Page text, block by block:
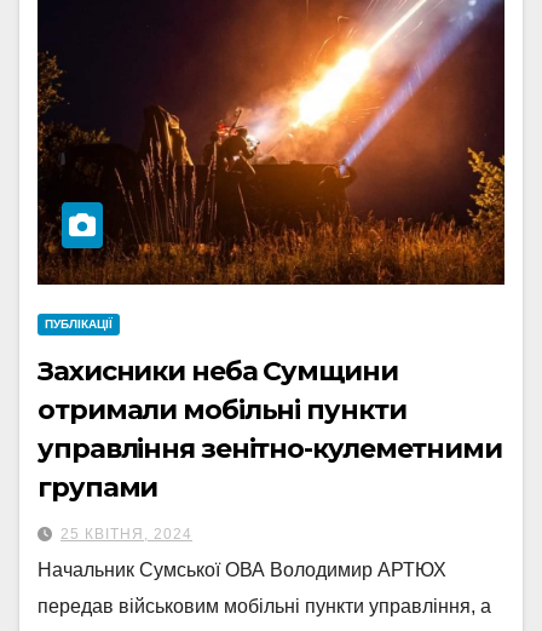
ПУБЛІКАЦІЇ
Захисники неба Сумщини
отримали мобільні пункти
управління зенітно-кулеметними
групами
25 КВІТНЯ, 2024
Начальник Сумської ОВА Володимир АРТЮХ
передав військовим мобільні пункти управління, а